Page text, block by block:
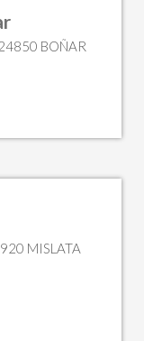
BOÑAR
MISLATA